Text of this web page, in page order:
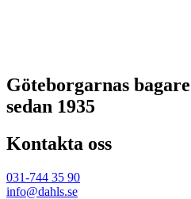
Göteborgarnas bagare
sedan 1935
Kontakta oss
031-744 35 90
info@dahls.se